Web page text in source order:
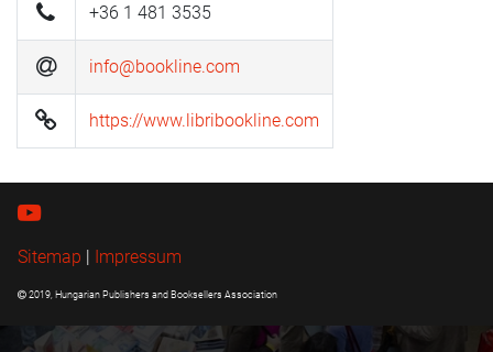
+36 1 481 3535
info@bookline.com
https://www.libribookline.com
Sitemap | Impressum
2019, Hungarian Publishers and Booksellers Association